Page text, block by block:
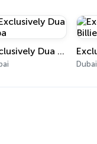
Exclusively Dua Lipa
Dubai